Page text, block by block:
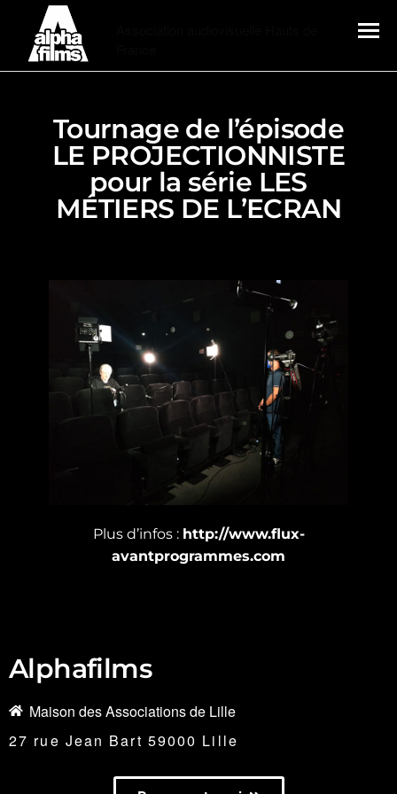
Tournage de l’épisode
LE PROJECTIONNISTE
pour la série LES
MÉTIERS DE L’ECRAN
Plus d’infos : http://www.flux-
avantprogrammes.com
Alphafilms
Maison des Associations de Lille
27 rue Jean Bart 59000 Lille